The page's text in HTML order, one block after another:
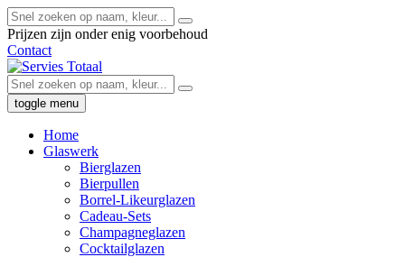
Prijzen zijn onder enig voorbehoud
Contact
toggle menu
Home
Glaswerk
Bierglazen
Bierpullen
Borrel-Likeurglazen
Cadeau-Sets
Champagneglazen
Cocktailglazen